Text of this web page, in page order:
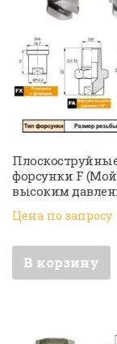
форсунки F
высоким
Цена по запросу
В корзину